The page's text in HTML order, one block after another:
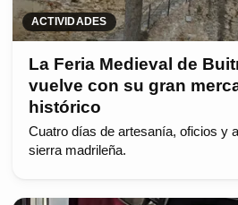
ACTIVIDADES
La Feria Medieval de
vuelve con su gran
histórico
Cuatro días de artesanía, oficios y
sierra madrileña.